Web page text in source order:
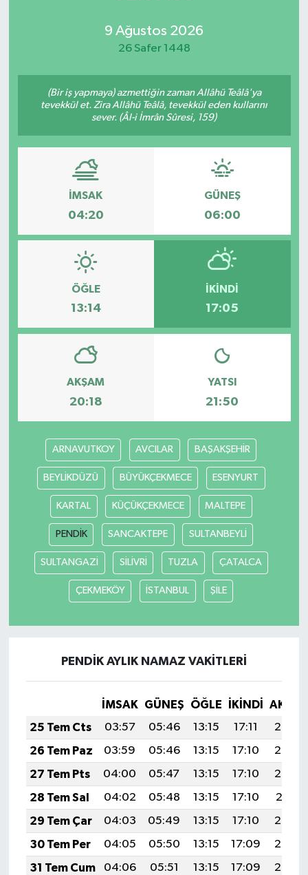
9 Ağustos 2026
26 Safer 1448
(Bir iş yapmaya) azmettiğin zaman Allâhü Teâlâ'ya
tevekkül et. Zira Allâhü Teâlâ, tevekkül eden kullarını
sever. (Âl-i İmrân Sûresi, 159)
İMSAK
04:20
GÜNEŞ
06:00
ÖĞLE
13:14
İKINDI
17:05
AKŞAM
20:18
YATSI
21:50
ARNAVUTKOY AVCILAR BAŞAKŞEHİR
BEYLİKDÜZÜ BÜYÜKÇEKMECE ESENYURT
KARTAL KÜÇÜKÇEKMECE MALTEPE
PENDİK SANCAKTEPE SULTANBEYLİ
SULTANGAZİ SİLİVRİ TUZLA ÇATALCA
ÇEKMEKÖY İSTANBUL ŞİLE
PENDİK AYLIK NAMAZ VAKITLERI
İMSAK GÜNEŞ ÖĞLE İKINDI
25 Tem Cts
03:57 05:46 13:15 17:11
20:34
26 Tem Paz
03:59 05:46 13:15 17:10
20:33
27 Tem Pts
04:00 05:47 13:15 17:10
20:32
28 Tem Sal
04:02 05:48 13:15 17:10
20:31
29 Tem Çar
04:03 05:49 13:15 17:10
20:30
30 Tem Per
04:05 05:50 13:15 17:09
20:29
31 Tem Cum
04:06 05:51 13:15 17:09
20:28
Yaşam